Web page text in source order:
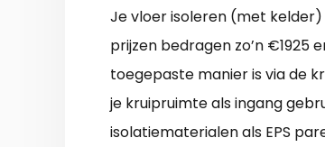
Je vloer isoleren (met
prijzen bedragen zo’n €1925
toegepaste manier is via de
je kruipruimte als ingang
isolatiematerialen als EPS